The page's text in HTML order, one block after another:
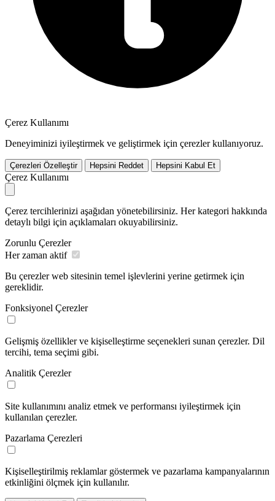
Çerez Kullanımı
Deneyiminizi iyileştirmek ve geliştirmek için çerezler kullanıyoruz.
Çerezleri Özelleştir Hepsini Reddet Hepsini Kabul Et
Çerez Kullanımı
Çerez tercihlerinizi aşağıdan yönetebilirsiniz. Her kategori hakkında
detaylı bilgi için açıklamaları okuyabilirsiniz.
Zorunlu Çerezler
Her zaman aktif
Bu çerezler web sitesinin temel işlevlerini yerine getirmek için
gereklidir.
Fonksiyonel Çerezler
Gelişmiş özellikler ve kişiselleştirme seçenekleri sunan çerezler. Dil
tercihi, tema seçimi gibi.
Analitik Çerezler
Site kullanımını analiz etmek ve performansı iyileştirmek için
kullanılan çerezler.
Pazarlama Çerezleri
Kişiselleştirilmiş reklamlar göstermek ve pazarlama kampanyalarının
etkinliğini ölçmek için kullanılır.